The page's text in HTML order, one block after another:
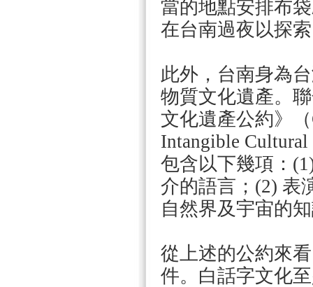
當的地點安排布
在台南過夜以探
此外，台南身為
物質文化遺產。
文化遺產公約》（
Intangible
包含以下幾項：
介的語言；(2) 表
自然界及宇宙的
從上述的公約來
件。白話字文化